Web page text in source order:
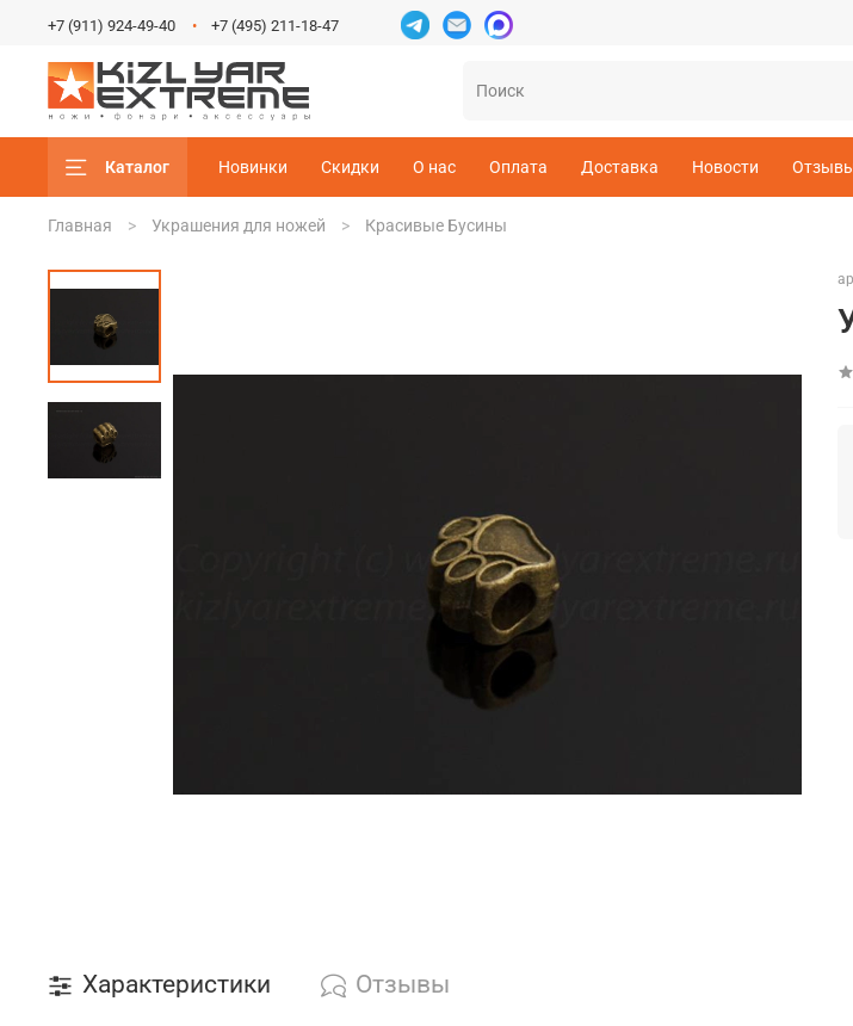
+7 (911) 924-49-40 +7 (495) 211-18-47
Каталог Новинки Скидки О нас Оплата Доставка Новости
Главная Украшения для ножей Красивые Бусины
Характеристики Отзывы